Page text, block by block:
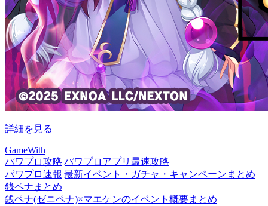
詳細を見る
GameWith
パワプロ攻略|パワプロアプリ最速攻略
パワプロ速報|最新イベント・ガチャ・キャンペーンまとめ
銭ペナまとめ
銭ペナ(ゼニペナ)×マエケンのイベント概要まとめ